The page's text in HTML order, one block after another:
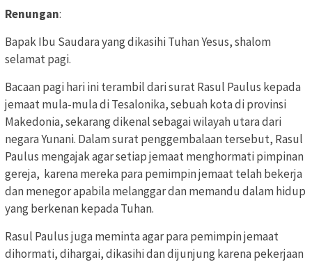
Renungan:
Bapak Ibu Saudara yang dikasihi Tuhan Yesus, shalom
selamat pagi.
Bacaan pagi hari ini terambil dari surat Rasul Paulus kepada
jemaat mula-mula di Tesalonika, sebuah kota di provinsi
Makedonia, sekarang dikenal sebagai wilayah utara dari
negara Yunani. Dalam surat penggembalaan tersebut, Rasul
Paulus mengajak agar setiap jemaat menghormati pimpinan
gereja, karena mereka para pemimpin jemaat telah bekerja
dan menegor apabila melanggar dan memandu dalam hidup
yang berkenan kepada Tuhan.
Rasul Paulus juga meminta agar para pemimpin jemaat
dihormati, dihargai, dikasihi dan dijunjung karena pekerjaan